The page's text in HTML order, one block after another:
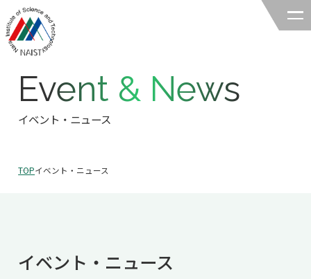
奈良先端科学技術大学院大学
研究室一覧
教育TOP
キャリア
Event & News
イベント・ニュース
TOPイベント・ニュース
イベント・ニュース